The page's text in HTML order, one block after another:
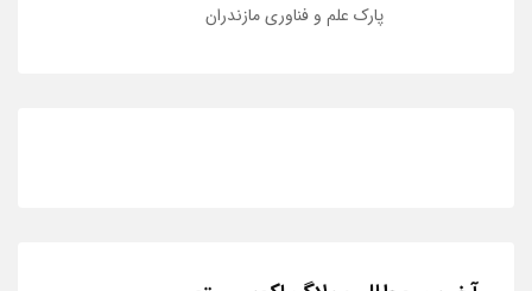
پارک علم و فناوری مازندران